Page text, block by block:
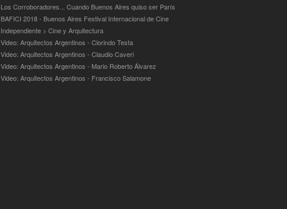
Los Corroboradores... Cuando Buenos Aires quiso ser París
BAFICI 2018 - Buenos Aires Festival Internacional de Cine
Independiente > Cine y Arquitectura
Video: Arquitectos Argentinos - Clorindo Testa
Video: Arquitectos Argentinos - Claudio Caveri
Video: Arquitectos Argentinos - Mario Roberto Álvarez
Video: Arquitectos Argentinos - Francisco Salamone